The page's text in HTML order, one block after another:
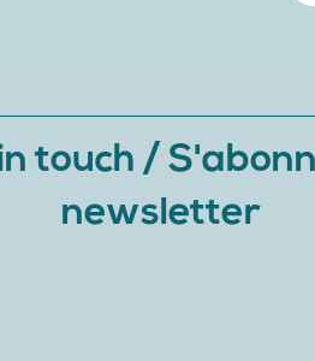
touch /
newsletter